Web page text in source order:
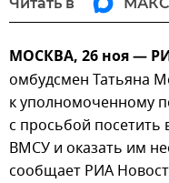
МОСКВА, 26 ноя —
омбудсмен Татьяна
к уполномоченному
с просьбой
ВМСУ и оказать им
сообщает РИА